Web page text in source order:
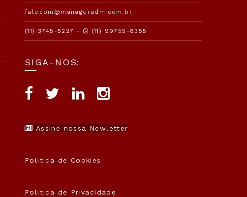
falecom@manageradm.com.br
(11) 3745-5227 - (11) 99755-8355
SIGA-NOS:
Assine nossa Newletter
Politica de Cookies
Politica de Privacidade